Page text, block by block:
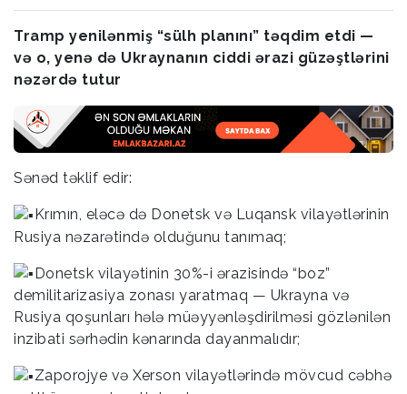
Tramp yenilənmiş “sülh planını” təqdim etdi —
və o, yenə də Ukraynanın ciddi ərazi güzəştlərini
nəzərdə tutur
Sənəd təklif edir:
Krımın, eləcə də Donetsk və Luqansk vilayətlərinin
Rusiya nəzarətində olduğunu tanımaq;
Donetsk vilayətinin 30%-i ərazisində “boz”
demilitarizasiya zonası yaratmaq — Ukrayna və
Rusiya qoşunları hələ müəyyənləşdirilməsi gözlənilən
inzibati sərhədin kənarında dayanmalıdır;
Zaporojye və Xerson vilayətlərində mövcud cəbhə